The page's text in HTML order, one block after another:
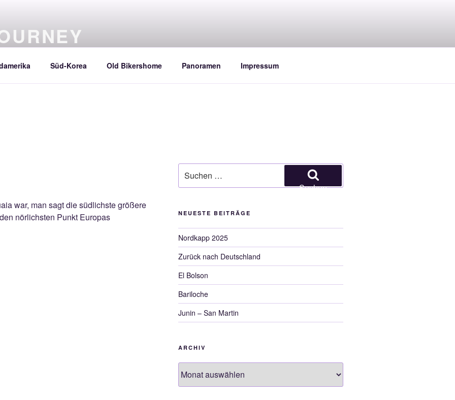
Süd-Korea Old Bikershome Panoramen Impressum
war, man sagt die südlichste größere
nörlichsten Punkt Europas
nach:
Suchen
NEUESTE BEITRÄGE
Nordkapp 2025
Zurück nach Deutschland
El Bolson
Bariloche
Junin – San Martin
ARCHIV